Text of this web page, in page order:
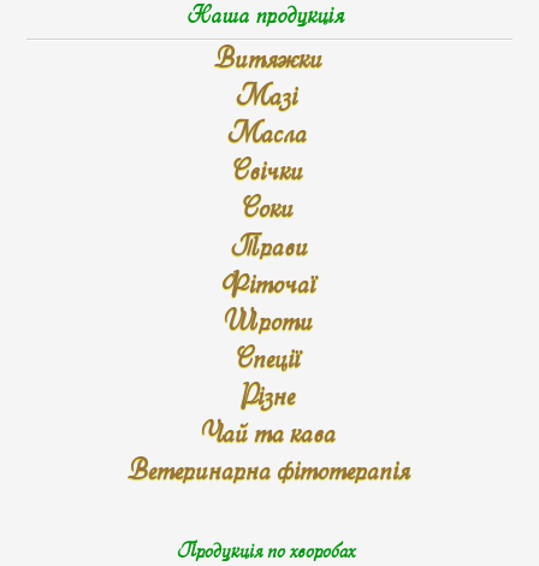
Наша продукція
Витяжки
Мазі
Масла
Свічки
Соки
Трави
Фіточаї
Шроти
Спеції
Різне
Чай та кава
Ветеринарна фітотерапія
Продукція по хворобах